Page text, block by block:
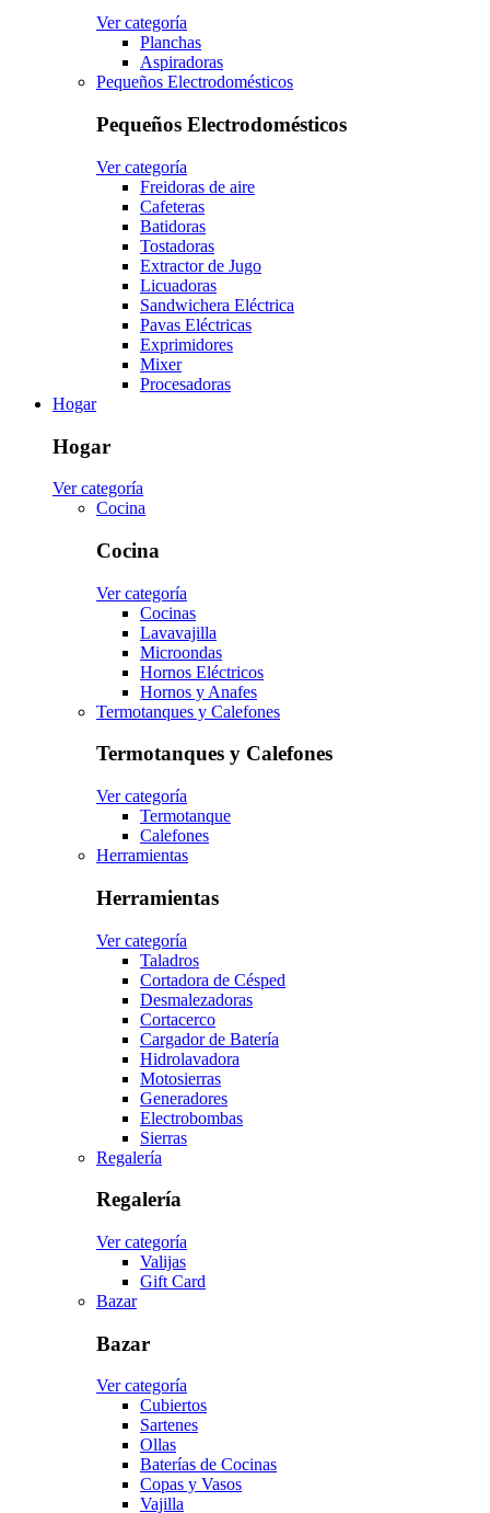
Ver categoría
Planchas
Aspiradoras
Pequeños Electrodomésticos
Pequeños Electrodomésticos
Ver categoría
Freidoras de aire
Cafeteras
Batidoras
Tostadoras
Extractor de Jugo
Licuadoras
Sandwichera Eléctrica
Pavas Eléctricas
Exprimidores
Mixer
Procesadoras
Hogar
Hogar
Ver categoría
Cocina
Cocina
Ver categoría
Cocinas
Lavavajilla
Microondas
Hornos Eléctricos
Hornos y Anafes
Termotanques y Calefones
Termotanques y Calefones
Ver categoría
Termotanque
Calefones
Herramientas
Herramientas
Ver categoría
Taladros
Cortadora de Césped
Desmalezadoras
Cortacerco
Cargador de Batería
Hidrolavadora
Motosierras
Generadores
Electrobombas
Sierras
Regalería
Regalería
Ver categoría
Valijas
Gift Card
Bazar
Bazar
Ver categoría
Cubiertos
Sartenes
Ollas
Baterías de Cocinas
Copas y Vasos
Vajilla